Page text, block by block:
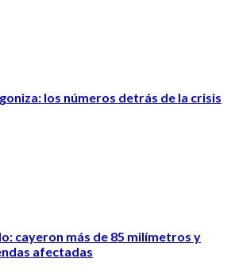
los números detrás de la crisis
cayeron más de 85 milímetros y
afectadas